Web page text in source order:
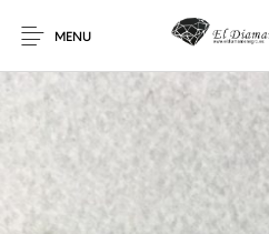
MENU
Novedades En oferta !